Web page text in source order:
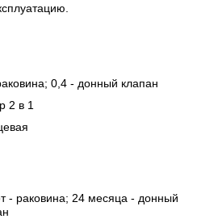
0,4 - донный клапан
2 в 1
- раковина; 24 месяца - донный